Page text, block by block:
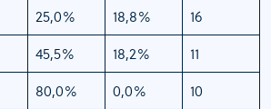
25,0% 18,8%
16
45,5% 18,2%
11
80,0% 0,0%
10